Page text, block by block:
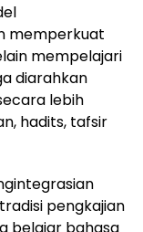
memperkuat
mempelajari
diarahkan
lebih
hadits, tafsir
pengkajian